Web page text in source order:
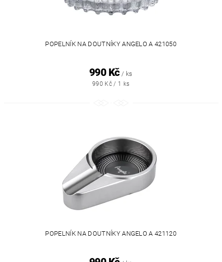
POPELNÍK NA DOUTNÍKY ANGELO A 421050
990 Kč / ks
990 Kč / 1 ks
POPELNÍK NA DOUTNÍKY ANGELO A 421120